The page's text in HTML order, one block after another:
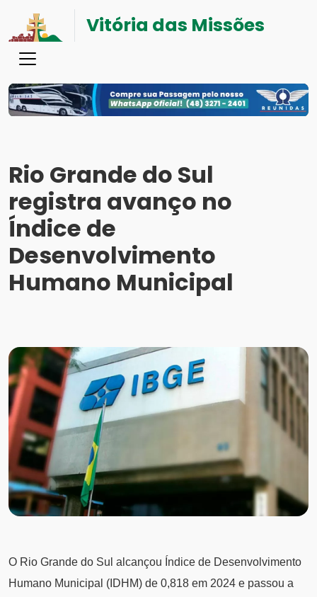
Vitória das Missões
Rio Grande do Sul
registra avanço no
Índice de
Desenvolvimento
Humano Municipal
O Rio Grande do Sul alcançou Índice de Desenvolvimento
Humano Municipal (IDHM) de 0,818 em 2024 e passou a